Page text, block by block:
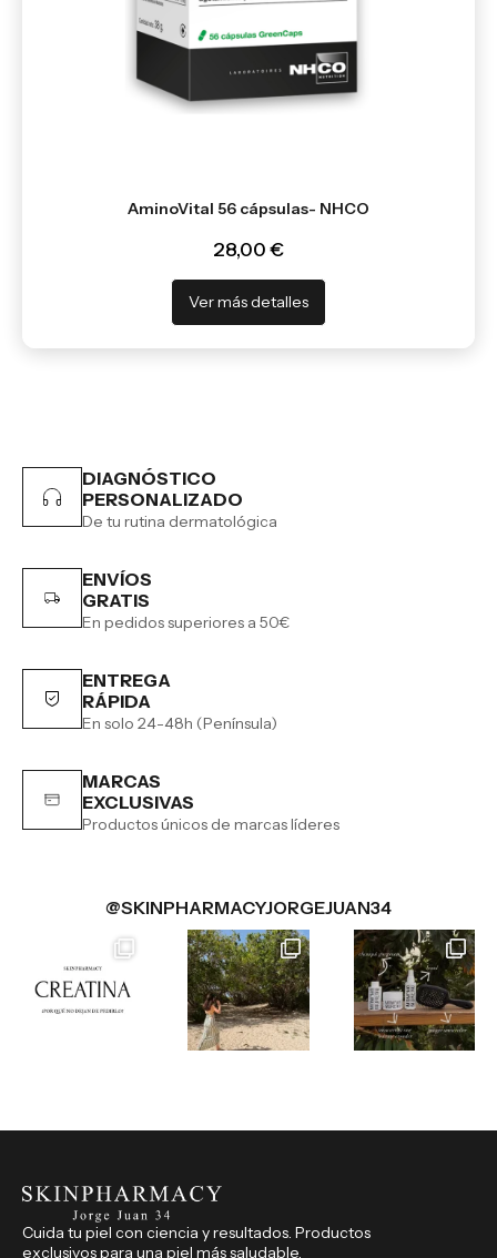
AminoVital 56 cápsulas- NHCO
28,00 €
Ver más detalles
DIAGNÓSTICO
PERSONALIZADO
De tu rutina dermatológica
ENVÍOS
GRATIS
En pedidos superiores a 50€
ENTREGA
RÁPIDA
En solo 24-48h (Península)
MARCAS
EXCLUSIVAS
Productos únicos de marcas líderes
@SKINPHARMACYJORGEJUAN34
Cuida tu piel con ciencia y resultados. Productos
exclusivos para una piel más saludable.